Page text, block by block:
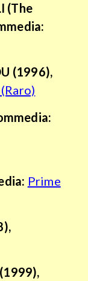
(The
(1996),
Prime
(1999),